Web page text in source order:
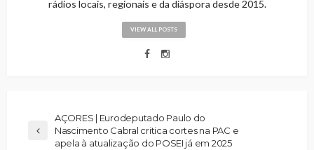
rádios locais, regionais e da diáspora desde 2015.
VIEW ALL POSTS
AÇORES | Eurodeputado Paulo do
Nascimento Cabral critica cortes na PAC e
apela à atualização do POSEI já em 2025